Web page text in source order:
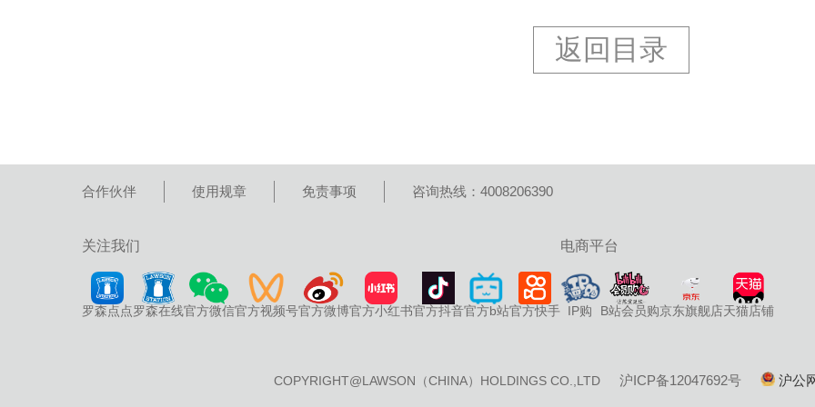
返回目录
合作伙伴 使用规章 免责事项 咨询热线：4008206390
关注我们
罗森点点罗森在线官方微信官方视频号官方微博官方小红书官方抖音官方b站官方快手
电商平台
IP购 B站会员购京东旗舰店天猫店铺
COPYRIGHT@LAWSON（CHINA）HOLDINGS CO.,LTD 沪ICP备12047692号 沪公